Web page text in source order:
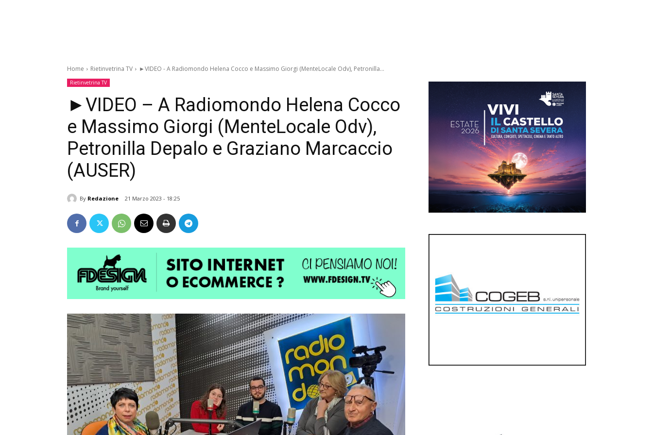
Home Rietinvetrina TV ►VIDEO - A Radiomondo Helena Cocco e Massimo Giorgi (MenteLocale Odv), Petronilla...
Rietinvetrina TV
►VIDEO – A Radiomondo Helena Cocco
e Massimo Giorgi (MenteLocale Odv),
Petronilla Depalo e Graziano Marcaccio
(AUSER)
By Redazione 21 Marzo 2023 - 18:25